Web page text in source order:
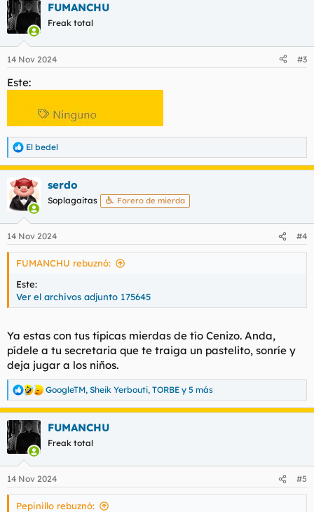
c
c
i
e
:
FUMANCHU
Freak total
14 Nov 2024 #3
Este:
R
e
a
c
c
i
e
s
El bedel
serdo
Soplagaitas Forero de mierda
14 Nov 2024 #4
FUMANCHU rebuznó:
Este:
Ver el archivos adjunto 175645
Ya estas con tus típicas mierdas de tío Cenizo. Anda,
pídele a tu secretaria que te traiga un pastelito, sonríe y
deja jugar a los niños.
R
e
a
c
c
i
e
s
GoogleTM, Sheik Yerbouti, TORBE y 5 más
FUMANCHU
Freak total
14 Nov 2024 #5
Pepinillo rebuznó: